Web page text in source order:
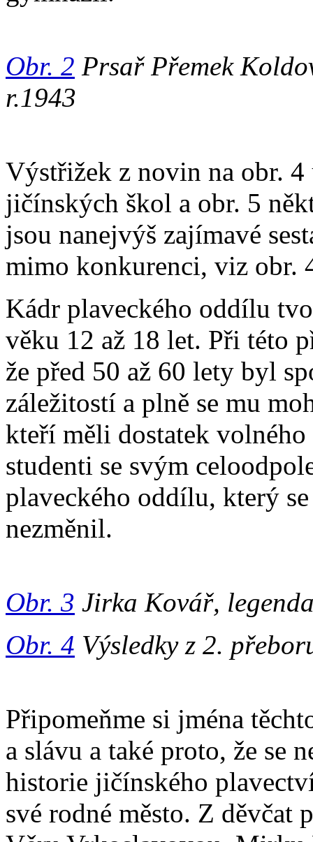
Obr. 2 Prsař Přemek
r.1943
Výstřižek z novin na obr.
jičínských škol a obr. 5
jsou nanejvýš zajímavé
mimo konkurenci, viz obr.
Kádr plaveckého oddílu
věku 12 až 18 let. Při této
že před 50 až 60 lety byl
záležitostí a plně se mu
kteří měli dostatek
studenti se svým
plaveckého oddílu, který
nezměnil.
Obr. 3 Jirka Kovář,
Obr. 4 Výsledky z 2.
Připomeňme si jména
a slávu a také proto, že se
historie jičínského
své rodné město. Z děvčat